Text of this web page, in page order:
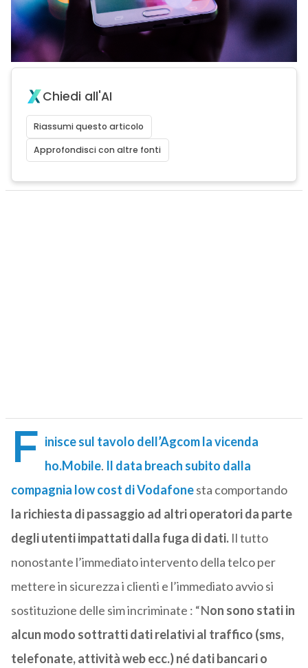
Chiedi all'AI
Riassumi questo articolo
Approfondisci con altre fonti
F inisce sul tavolo dell’Agcom la vicenda
ho.Mobile. Il data breach subito dalla
compagnia low cost di Vodafonesta comportando
la richiesta di passaggio ad altri operatori da parte
degli utenti impattati dalla fuga di dati.Il tutto
nonostante l’immediato intervento della telco per
mettere in sicurezza i clienti e l’immediato avvio si
sostituzione delle sim incriminate : “Non sono stati in
alcun modo sottratti dati relativi al traffico (sms,
telefonate, attività web ecc.) né dati bancari o